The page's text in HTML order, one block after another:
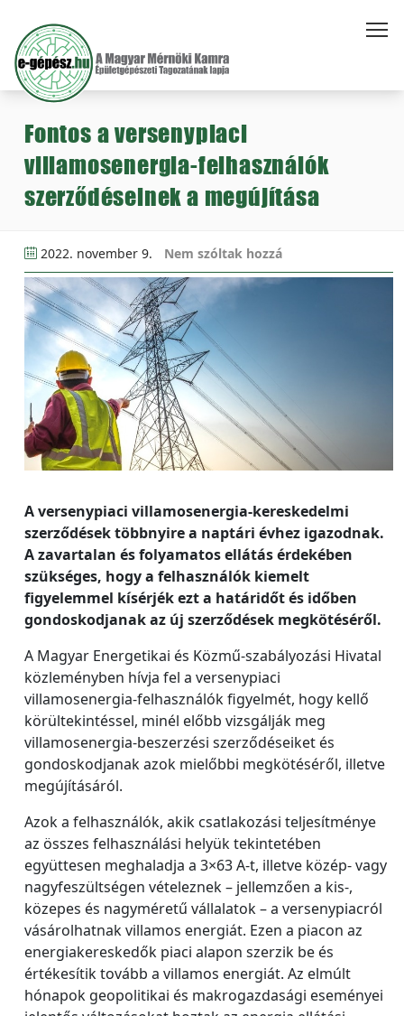
Fontos a versenypiaci
villamosenergia-felhasználók
szerződéseinek a megújítása
2022. november 9. Nem szóltak hozzá
A versenypiaci villamosenergia-kereskedelmi
szerződések többnyire a naptári évhez igazodnak.
A zavartalan és folyamatos ellátás érdekében
szükséges, hogy a felhasználók kiemelt
figyelemmel kísérjék ezt a határidőt és időben
gondoskodjanak az új szerződések megkötéséről.
A Magyar Energetikai és Közmű-szabályozási Hivatal
közleményben hívja fel a versenypiaci
villamosenergia-felhasználók figyelmét, hogy kellő
körültekintéssel, minél előbb vizsgálják meg
villamosenergia-beszerzési szerződéseiket és
gondoskodjanak azok mielőbbi megkötéséről, illetve
megújításáról.
Azok a felhasználók, akik csatlakozási teljesítménye
az összes felhasználási helyük tekintetében
együttesen meghaladja a 3×63 A-t, illetve közép- vagy
nagyfeszültségen vételeznek – jellemzően a kis-,
közepes és nagyméretű vállalatok – a versenypiacról
vásárolhatnak villamos energiát. Ezen a piacon az
energiakereskedők piaci alapon szerzik be és
értékesítik tovább a villamos energiát. Az elmúlt
hónapok geopolitikai és makrogazdasági eseményei